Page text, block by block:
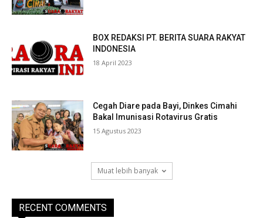
BOX REDAKSI PT. BERITA SUARA RAKYAT
INDONESIA
18 April 2023
Cegah Diare pada Bayi, Dinkes Cimahi
Bakal Imunisasi Rotavirus Gratis
15 Agustus 2023
Muat lebih banyak
RECENT COMMENTS